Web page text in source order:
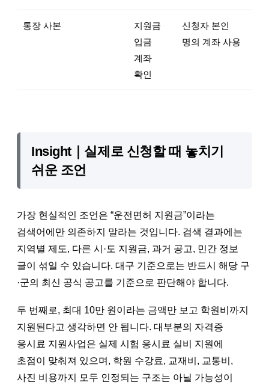
통장 사본
지원금
입금
계좌
확인
신청자 본인
명의 계좌 사용
Insight｜실제로 신청할 때 놓치기
쉬운 조언
가장 현실적인 조언은 “운전면허 지원금”이라는
검색어에만 의존하지 말라는 것입니다. 검색 결과에는
지역별 제도, 다른 시·도 지원금, 과거 공고, 민간 정보
글이 섞일 수 있습니다. 대구 기준으로는 반드시 해당 구
·군의 최신 공식 공고를 기준으로 판단해야 합니다.
두 번째로, 최대 10만 원이라는 금액만 보고 학원비까지
지원된다고 생각하면 안 됩니다. 대부분의 자격증
응시료 지원사업은 실제 시험 응시료 실비 지원에
초점이 맞춰져 있으며, 학원 수강료, 교재비, 교통비,
사진 비용까지 모두 인정되는 구조는 아닐 가능성이